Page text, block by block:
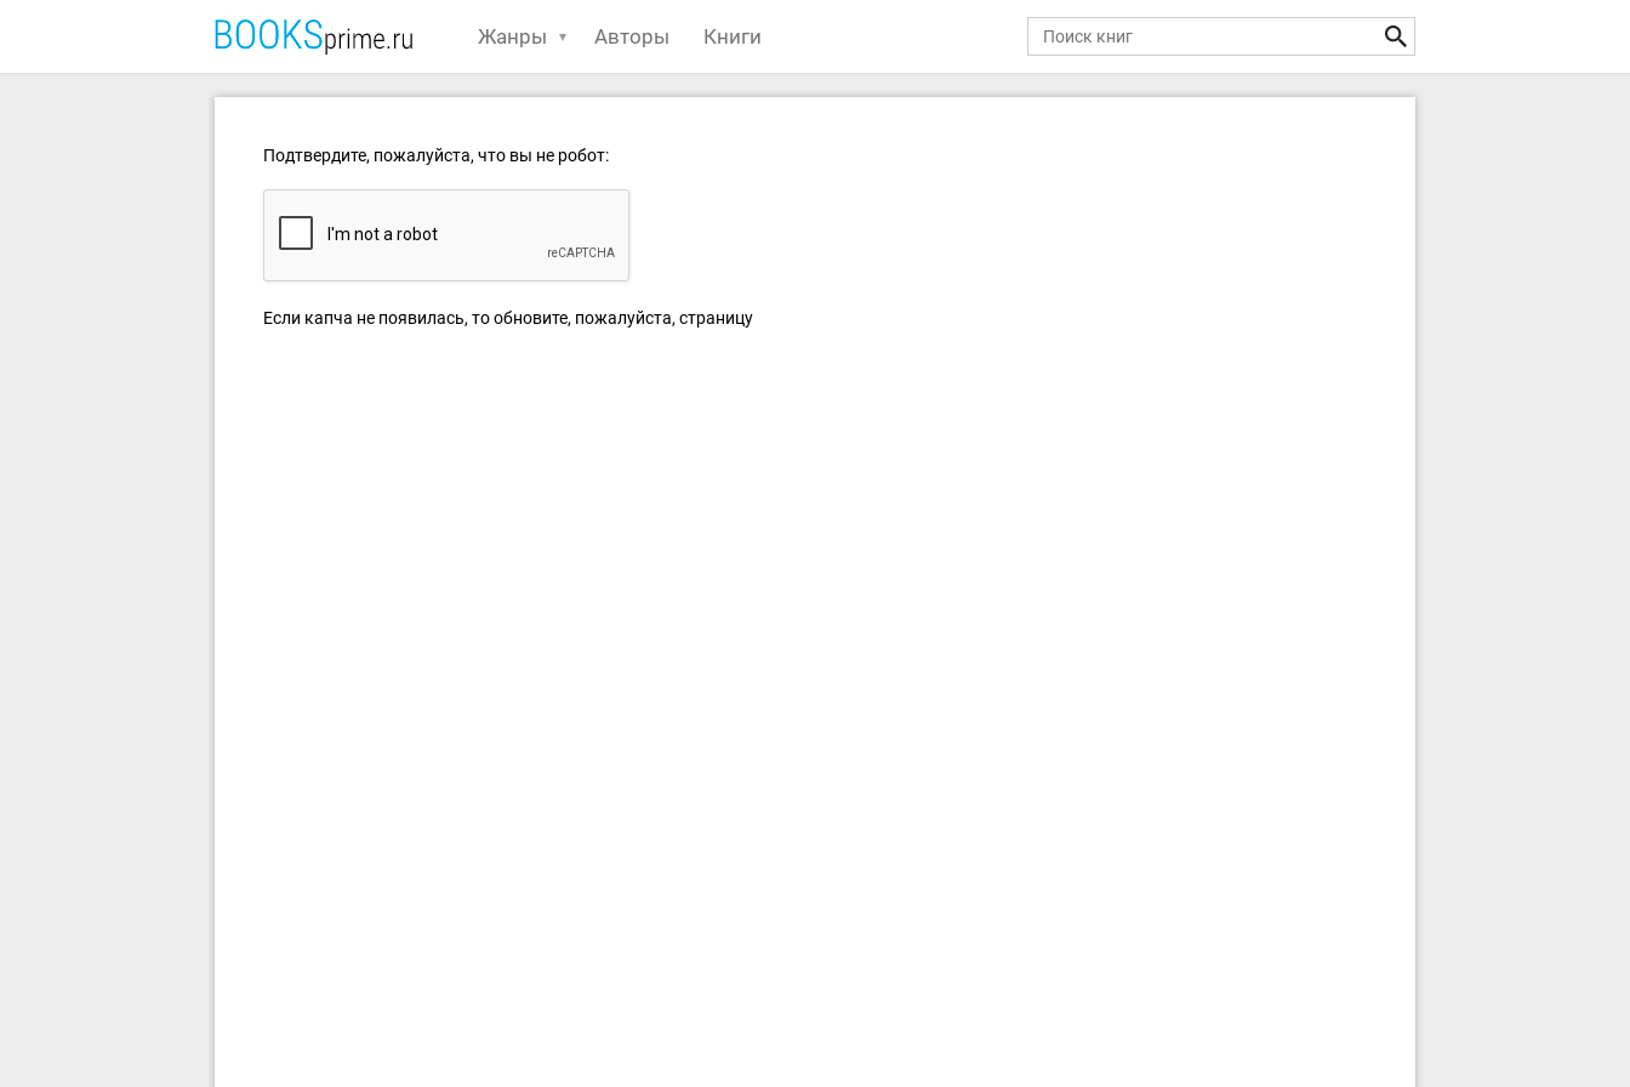
Жанры Авторы Книги
Подтвердите, пожалуйста, что вы не робот:
Если капча не появилась, то обновите, пожалуйста, страницу